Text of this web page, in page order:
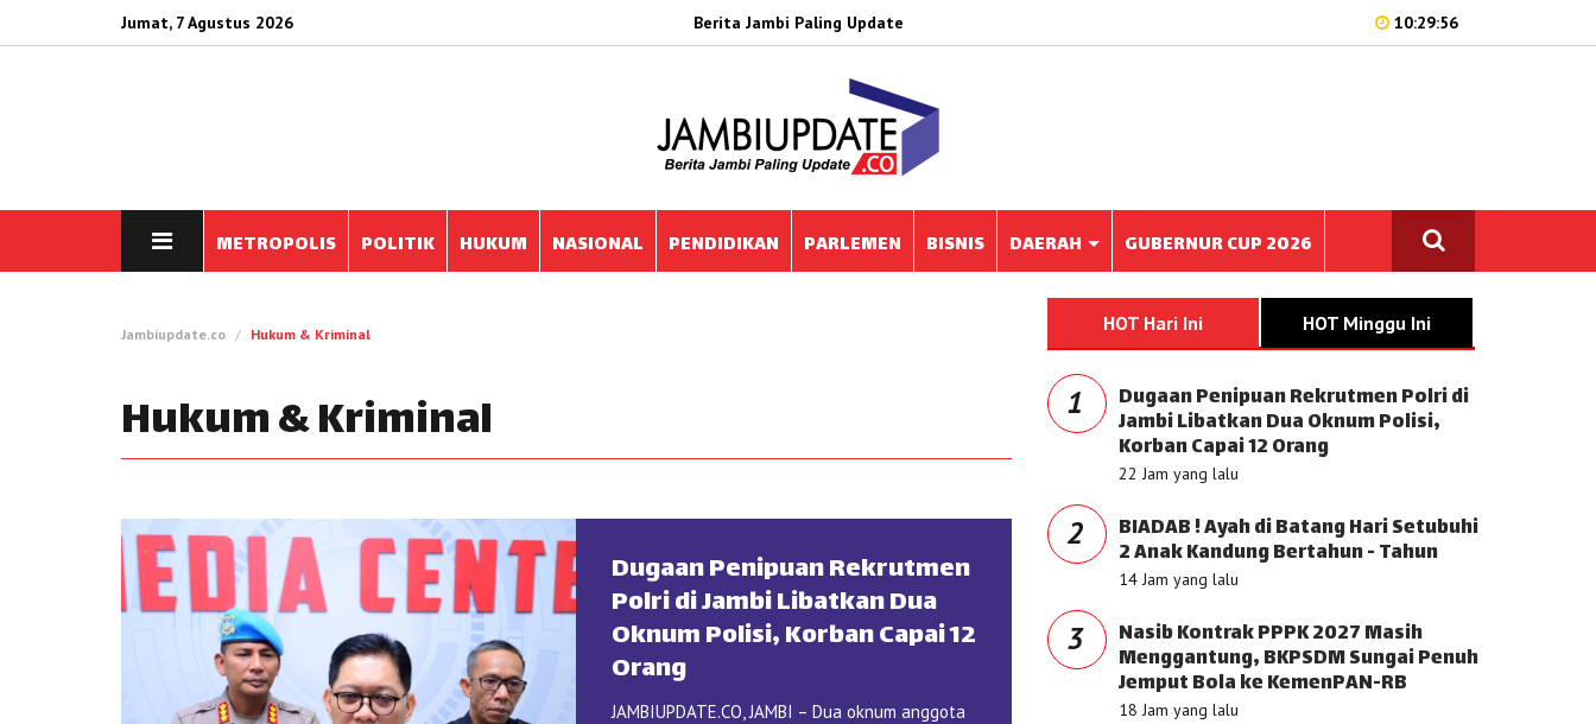
Jumat, 7 Agustus 2026 Berita Jambi Paling Update 10:29:56
METROPOLIS POLITIK HUKUM NASIONAL PENDIDIKAN PARLEMEN BISNIS DAERAH GUBERNUR CUP 2026
Jambiupdate.co Hukum & Kriminal
Hukum & Kriminal
Dugaan Penipuan Rekrutmen
Polri di Jambi Libatkan Dua
Oknum Polisi, Korban Capai 12
Orang
JAMBIUPDATE.CO, JAMBI – Dua oknum anggota
HOT Hari Ini HOT Minggu Ini
1 Dugaan Penipuan Rekrutmen Polri di
Jambi Libatkan Dua Oknum Polisi,
Korban Capai 12 Orang
22 Jam yang lalu
2 BIADAB ! Ayah di Batang Hari Setubuhi
2 Anak Kandung Bertahun - Tahun
14 Jam yang lalu
3 Nasib Kontrak PPPK 2027 Masih
Menggantung, BKPSDM Sungai Penuh
Jemput Bola ke KemenPAN-RB
18 Jam yang lalu